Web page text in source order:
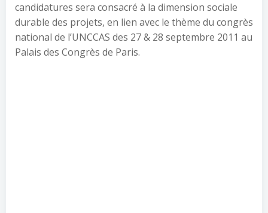
candidatures sera consacré à la dimension sociale
durable des projets, en lien avec le thème du congrès
national de l’UNCCAS des 27 & 28 septembre 2011 au
Palais des Congrès de Paris.